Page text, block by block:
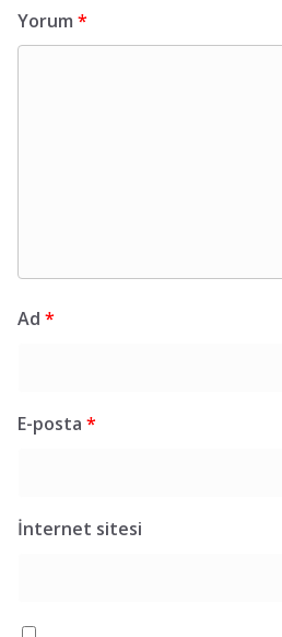
Yorum *
Ad *
E-posta *
İnternet sitesi